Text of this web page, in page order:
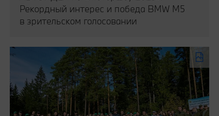
Рекордный интерес и победа BMW M5
в зрительском голосовании